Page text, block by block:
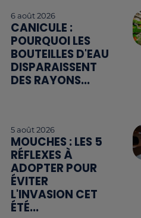
6 août 2026
CANICULE :
POURQUOI LES
BOUTEILLES D'EAU
DISPARAISSENT
DES RAYONS...
5 août 2026
MOUCHES : LES 5
RÉFLEXES À
ADOPTER POUR
ÉVITER
L'INVASION CET
ÉTÉ...